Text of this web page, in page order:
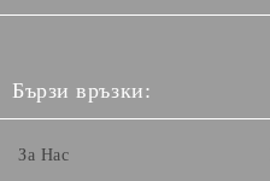
Бързи връзки:
За Нас